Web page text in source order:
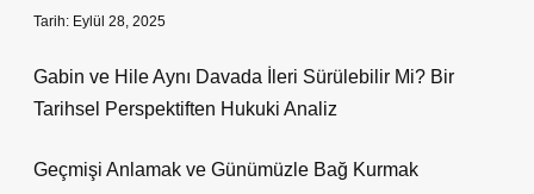
Tarih: Eylül 28, 2025
Gabin ve Hile Aynı Davada İleri Sürülebilir Mi? Bir
Tarihsel Perspektiften Hukuki Analiz
Geçmişi Anlamak ve Günümüzle Bağ Kurmak